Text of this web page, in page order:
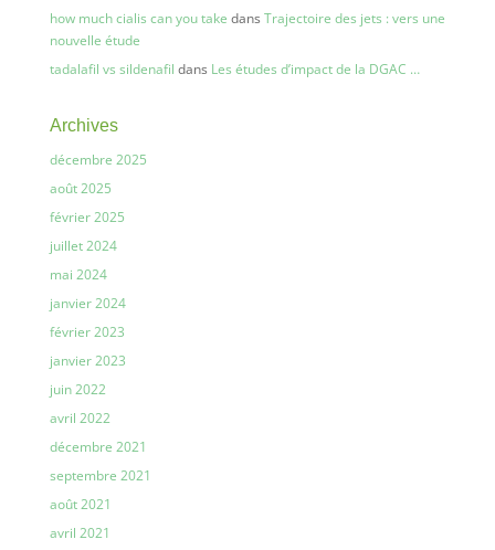
how much cialis can you take dans Trajectoire des jets : vers une
nouvelle étude
tadalafil vs sildenafil dans Les études d’impact de la DGAC …
Archives
décembre 2025
août 2025
février 2025
juillet 2024
mai 2024
janvier 2024
février 2023
janvier 2023
juin 2022
avril 2022
décembre 2021
septembre 2021
août 2021
avril 2021